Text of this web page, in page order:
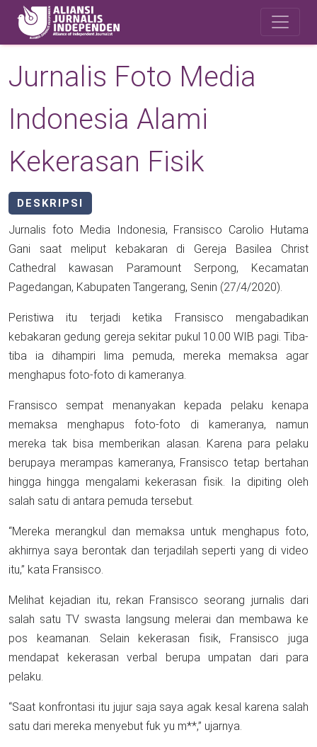
Skip to main content
Jurnalis Foto Media
Indonesia Alami
Kekerasan Fisik
DESKRIPSI
Jurnalis foto Media Indonesia, Fransisco Carolio Hutama
Gani saat meliput kebakaran di Gereja Basilea Christ
Cathedral kawasan Paramount Serpong, Kecamatan
Pagedangan, Kabupaten Tangerang, Senin (27/4/2020).
Peristiwa itu terjadi ketika Fransisco mengabadikan
kebakaran gedung gereja sekitar pukul 10.00 WIB pagi. Tiba-
tiba ia dihampiri lima pemuda, mereka memaksa agar
menghapus foto-foto di kameranya.
Fransisco sempat menanyakan kepada pelaku kenapa
memaksa menghapus foto-foto di kameranya, namun
mereka tak bisa memberikan alasan. Karena para pelaku
berupaya merampas kameranya, Fransisco tetap bertahan
hingga hingga mengalami kekerasan fisik. Ia dipiting oleh
salah satu di antara pemuda tersebut.
“Mereka merangkul dan memaksa untuk menghapus foto,
akhirnya saya berontak dan terjadilah seperti yang di video
itu,” kata Fransisco.
Melihat kejadian itu, rekan Fransisco seorang jurnalis dari
salah satu TV swasta langsung melerai dan membawa ke
pos keamanan. Selain kekerasan fisik, Fransisco juga
mendapat kekerasan verbal berupa umpatan dari para
pelaku.
“Saat konfrontasi itu jujur saja saya agak kesal karena salah
satu dari mereka menyebut fuk yu m**,” ujarnya.